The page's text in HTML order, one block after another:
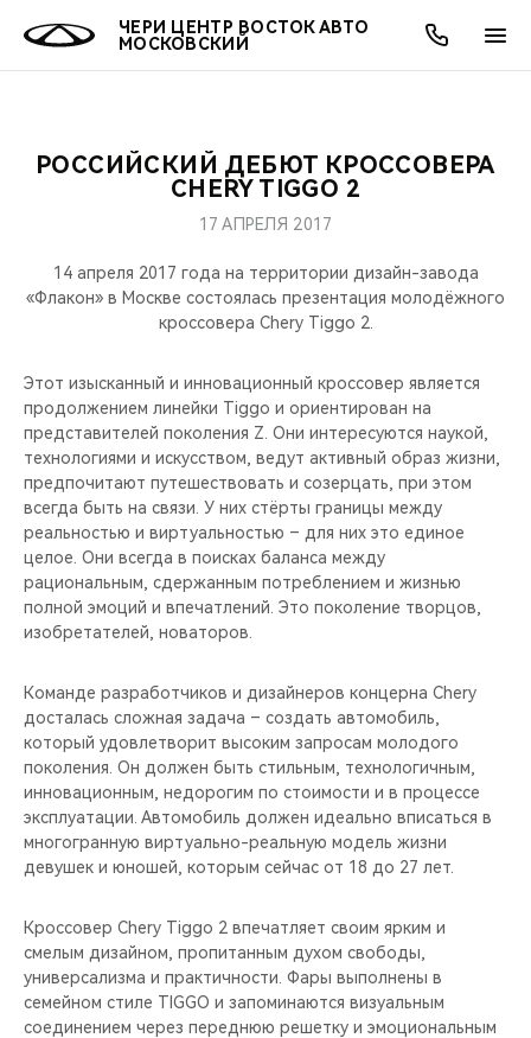
ЧЕРИ ЦЕНТР ВОСТОК АВТО
МОСКОВСКИЙ
МОДЕЛИ
КРОССОВЕРЫ
СЕДАНЫ
НОВИНКИ
ПОКУПАТЕЛЯМ
КРЕДИТ И СТРАХОВАНИЕ
ВЛАДЕЛЬЦАМ
ЗАПЧАСТИ И АКСЕССУАРЫ
CHERY CONNECT
МИР CHERY
О БРЕНДЕ
ЛЮДИ CHERY
CHERY REMOTE
CHERY И СПОРТ
ВИДЕООБЗОРЫ
CHERY ДЛЯ ДЕТЕЙ
АКЦИИ
ОНЛАЙН СЕРВИСЫ
КРЕДИТ
О КОМПАНИИ
МЫ В СОЦСЕТЯХ
РОССИЙСКИЙ ДЕБЮТ КРОССОВЕРА
CHERY TIGGO 2
17 АПРЕЛЯ 2017
14 апреля 2017 года на территории дизайн-завода
«Флакон» в Москве состоялась презентация молодёжного
кроссовера Chery Tiggo 2.
Этот изысканный и инновационный кроссовер является
продолжением линейки Tiggo и ориентирован на
представителей поколения Z. Они интересуются наукой,
технологиями и искусством, ведут активный образ жизни,
предпочитают путешествовать и созерцать, при этом
всегда быть на связи. У них стёрты границы между
реальностью и виртуальностью – для них это единое
целое. Они всегда в поисках баланса между
рациональным, сдержанным потреблением и жизнью
полной эмоций и впечатлений. Это поколение творцов,
изобретателей, новаторов.
Команде разработчиков и дизайнеров концерна Chery
досталась сложная задача – создать автомобиль,
который удовлетворит высоким запросам молодого
поколения. Он должен быть стильным, технологичным,
инновационным, недорогим по стоимости и в процессе
эксплуатации. Автомобиль должен идеально вписаться в
многогранную виртуально-реальную модель жизни
девушек и юношей, которым сейчас от 18 до 27 лет.
Кроссовер Chery Tiggo 2 впечатляет своим ярким и
смелым дизайном, пропитанным духом свободы,
универсализма и практичности. Фары выполнены в
семейном стиле TIGGO и запоминаются визуальным
соединением через переднюю решетку и эмоциональным